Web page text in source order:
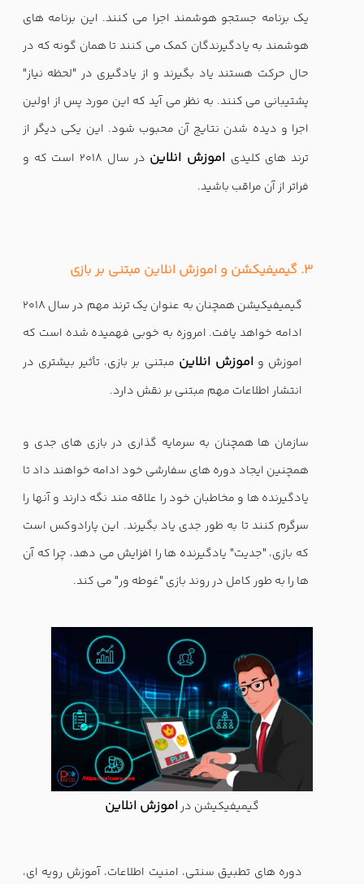
یک برنامه جستجو هوشمند اجرا می کنند. این برنامه های
هوشمند به یادگیرندگان کمک می کنند تا همان گونه که در
حال حرکت هستند یاد بگیرند و از یادگیری در "لحظه نیاز"
پشتیبانی می کنند. به نظر می آید که این مورد پس از اولین
اجرا و دیده شدن نتایج آن محبوب شود. این یکی دیگر از
ترند های کلیدی اموزش انلاین
در سال 2018 است که و
فراتر از آن مراقب باشید.
3. گیمیفیکشن و اموزش انلاین مبتنی بر بازی
گیمیفیکیشن همچنان به عنوان یک ترند مهم در سال 2018
ادامه خواهد یافت. امروزه به خوبی فهمیده شده است که
اموزش واموزش انلاین مبتنی بر بازی، تأثیر بیشتری در
انتشار اطلاعات مهم مبتنی بر نقش دارد.
سازمان ها همچنان به سرمایه گذاری در بازی های جدی و
همچنین ایجاد دوره های سفارشی خود ادامه خواهند داد تا
یادگیرنده ها و مخاطبان خود را علاقه مند نگه دارند و آنها را
سرگرم کنند تا به طور جدی یاد بگیرند. این پارادوکس است
که بازی، "جدیت" یادگیرنده ها را افزایش می دهد، چرا که آن
ها را به طور کامل در روند بازی "غوطه ور" می کند.
گیمیفیکیشن دراموزش انلاین
دوره های تطبیق سنتی، امنیت اطلاعات، آموزش رویه ای،